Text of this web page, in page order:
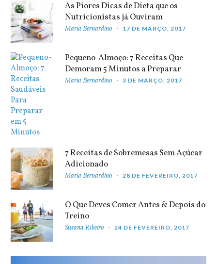
As Piores Dicas de Dieta que os
Nutricionistas já Ouviram
Maria Bernardino 17 DE MARÇO, 2017
Pequeno-Almoço: 7 Receitas Que
Demoram 5 Minutos a Preparar
Maria Bernardino 3 DE MARÇO, 2017
7 Receitas de Sobremesas Sem Açúcar
Adicionado
Maria Bernardino 28 DE FEVEREIRO, 2017
O Que Deves Comer Antes & Depois do
Treino
Susana Ribeiro 24 DE FEVEREIRO, 2017